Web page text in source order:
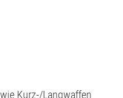
Kurz-/Langwaffen